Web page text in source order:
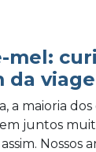
mel:
da
a maioria
juntos
Nossos